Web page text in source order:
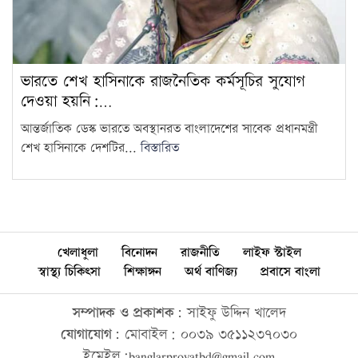
ভারতে শেখ হাসিনাকে রাজনৈতিক কর্মসূচির সুযোগ
দেওয়া হয়নি:…
আন্তর্জাতিক ডেস্ক ভারতে অবস্থানরত বাংলাদেশের সাবেক প্রধানমন্ত্রী
শেখ হাসিনাকে দেশটির...বিস্তারিত
খেলাধুলা বিনোদন রাজনীতি
লাইফ স্টাইল
স্বাস্থ্য চিকিৎসা
শিক্ষাঙ্গন অর্থ বাণিজ্য প্রবাসে বাংলা
সম্পাদক ও প্রকাশক: সাইফু উদ্দিন খালেদ
যোগাযোগ: মোবাইল: ০০৩৯ ৩৫১১২৩৭০৩০